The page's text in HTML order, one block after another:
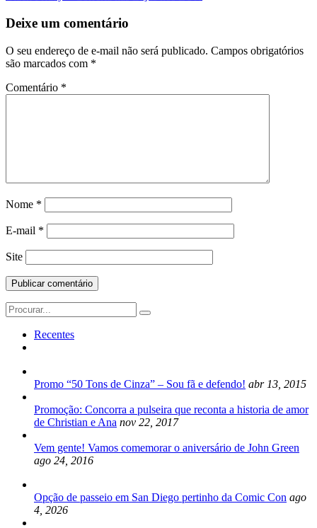
da
Postagem
Deixe um comentário
O seu endereço de e-mail não será publicado. Campos obrigatórios
são marcados com *
Comentário *
Nome *
E-mail *
Site
Search
for:
Recentes
Promo “50 Tons de Cinza” – Sou fã e defendo! abr 13, 2015
Promoção: Concorra a pulseira que reconta a historia de amor
de Christian e Ana nov 22, 2017
Vem gente! Vamos comemorar o aniversário de John Green
ago 24, 2016
Opção de passeio em San Diego pertinho da Comic Con ago
4, 2026